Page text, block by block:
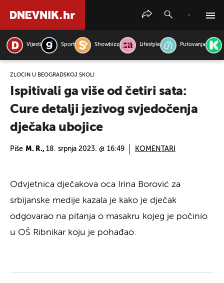
Vijesti Sport Showbizz Lifestyle Putovanja
ZLOČIN U BEOGRADSKOJ ŠKOLI
Ispitivali ga više od četiri sata:
Cure detalji jezivog svjedočenja
dječaka ubojice
Piše M. R., 18. srpnja 2023. @ 16:49 KOMENTARI
Odvjetnica dječakova oca Irina Borović za
srbijanske medije kazala je kako je dječak
odgovarao na pitanja o masakru kojeg je počinio
u OŠ Ribnikar koju je pohađao.
PRETRAŽITE VIJESTI